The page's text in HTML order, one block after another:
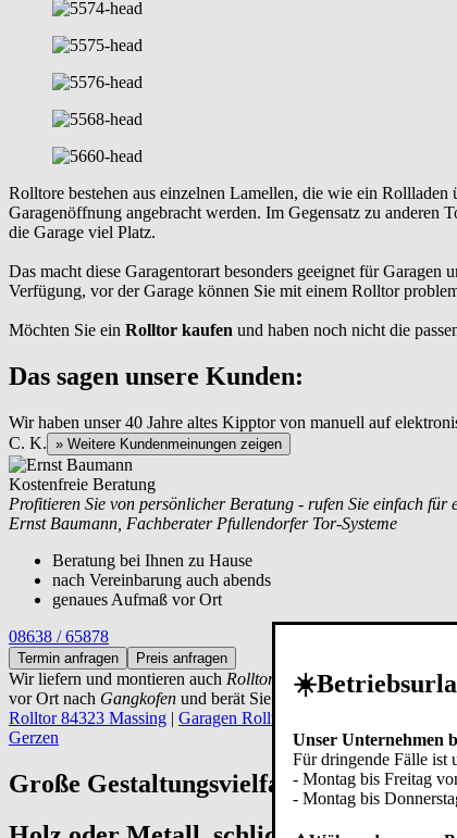
Rolltore bestehen aus einzelnen Lamellen, die wie ein
Garagenöffnung angebracht werden. Im Gegensatz zu anderen
die Garage viel Platz.
Das macht diese Garagentorart besonders geeignet für Garagen
Verfügung, vor der Garage können Sie mit einem Rolltor
Möchten Sie ein Rolltor kaufen und haben noch nicht die
Das sagen unsere Kunden:
Wir haben unser 40 Jahre altes Kipptor von manuell auf
C. K. » Weitere Kundenmeinungen zeigen
Kostenfreie Beratung
Profitieren Sie von persönlicher Beratung - rufen Sie einfach für
Ernst Baumann, Fachberater Pfullendorfer Tor-Systeme
Beratung bei Ihnen zu Hause
nach Vereinbarung auch abends
genaues Aufmaß vor Ort
08638 / 65878
Termin anfragen Preis anfragen
Wir liefern und montieren auch Rolltore Nähe Gangkofen.
vor Ort nach Gangkofen und berät Sie kostenlos und
Rolltor 84323 Massing | Garagen Rolltor 84326 Falkenberg
Gerzen
Große Gestaltungsvielfalt für Ihr neues
Unser Unternehmen
Für dringende Fälle ist
- Montag bis Freitag
- Montag bis